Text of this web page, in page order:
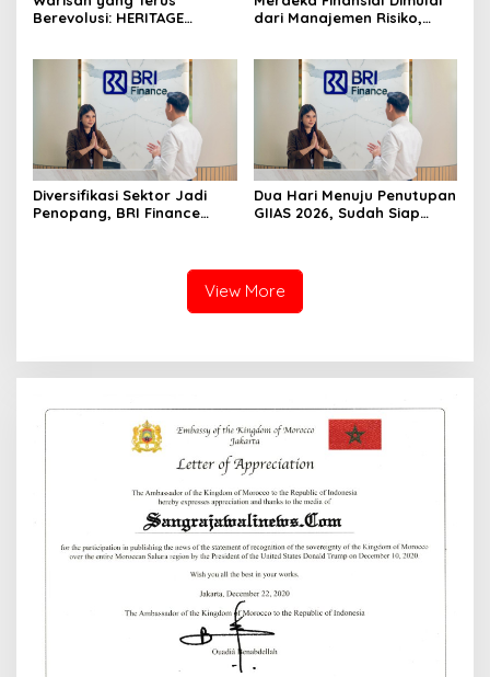
Berevolusi: HERITAGE
dari Manajemen Risiko,
Diversifikasi Sektor Jadi
Penopang, BRI Finance
Dua Hari Menuju Penutupan
GIIAS 2026, Sudah Siap
View More